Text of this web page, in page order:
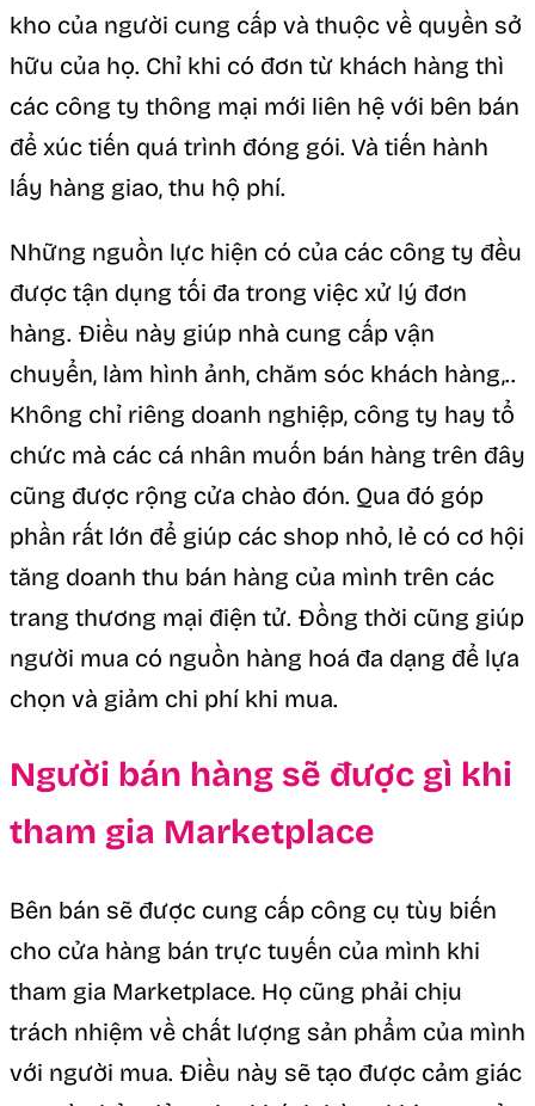
kho của người cung cấp và thuộc về quyền sở
hữu của họ. Chỉ khi có đơn từ khách hàng thì
các công ty thông mại mới liên hệ với bên bán
để xúc tiến quá trình đóng gói. Và tiến hành
lấy hàng giao, thu hộ phí.
Những nguồn lực hiện có của các công ty đều
được tận dụng tối đa trong việc xử lý đơn
hàng. Điều này giúp nhà cung cấp vận
chuyển, làm hình ảnh, chăm sóc khách hàng,..
Không chỉ riêng doanh nghiệp, công ty hay tổ
chức mà các cá nhân muốn bán hàng trên đây
cũng được rộng cửa chào đón. Qua đó góp
phần rất lớn để giúp các shop nhỏ, lẻ có cơ hội
tăng doanh thu bán hàng của mình trên các
trang thương mại điện tử. Đồng thời cũng giúp
người mua có nguồn hàng hoá đa dạng để lựa
chọn và giảm chi phí khi mua.
Người bán hàng sẽ được gì khi
tham gia Marketplace
Bên bán sẽ được cung cấp công cụ tùy biến
cho cửa hàng bán trực tuyến của mình khi
tham gia Marketplace. Họ cũng phải chịu
trách nhiệm về chất lượng sản phẩm của mình
với người mua. Điều này sẽ tạo được cảm giác